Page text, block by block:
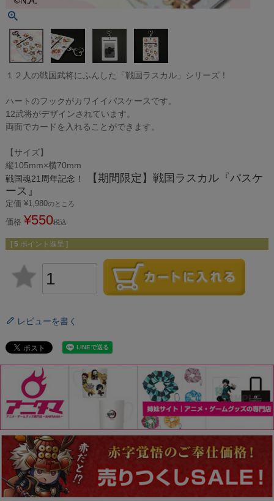
１２人の戦国武将にふんした「戦国ラスカル」シリーズ！
ハートのフックがカワイイパスケースです。
12武将がデザインされています。
両面でカードを入れることができます。
【サイズ】
縦105mm×横70mm
戦国魂21周年記念！
【期間限定】戦国ラスカル『パスケ
ース』
定価 ¥1,980のところ
価格 ¥550税込
[ 5 ポイント進呈 ]
レビューを書く